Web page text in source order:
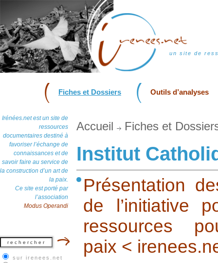
un site de
Fiches et Dossiers Outils d’analyses
Irénées.net est un site de
ressources
documentaires destiné à
favoriser l’échange de
connaissances et de
savoir faire au service de
la construction d’un art de
la paix.
Ce site est porté par
l’association
Modus Operandi
sur irenees.net
Accueil Fiches et
Institut
Présentation
de l’initiative
ressources
paix <